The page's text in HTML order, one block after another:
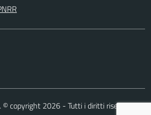
© copyright 2026 - Tutti i diritti riservati